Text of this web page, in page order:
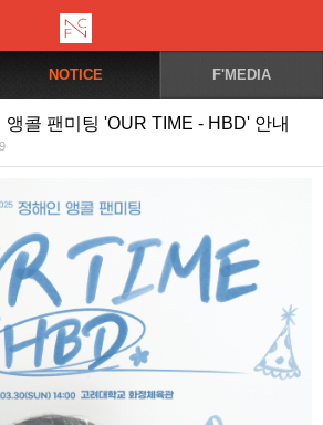
NOTICE F'MEDIA
앵콜 팬미팅 'OUR TIME - HBD' 안내